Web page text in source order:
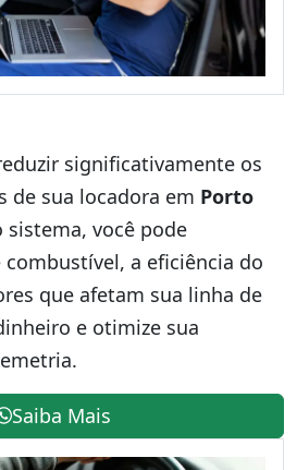
significativamente os
de sua locadora em Porto
sistema, você pode
a eficiência do
que afetam sua linha de
e otimize sua
Saiba Mais